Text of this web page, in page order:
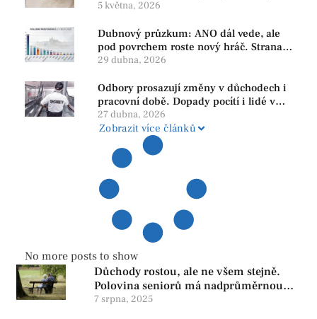
rukou
5 května, 2026
Dubnový průzkum: ANO dál vede, ale
pod povrchem roste nový hráč. Strana
PRO se drží nejvýš mezi menšími
29 dubna, 2026
Odbory prosazují změny v důchodech i
pracovní době. Dopady pocítí i lidé v
našem regionu
27 dubna, 2026
Zobrazit více článků
No more posts to show
Důchody rostou, ale ne všem stejně.
Polovina seniorů má nadprůměrnou
penzi, tisíce však žijí pod hranicí
7 srpna, 2025